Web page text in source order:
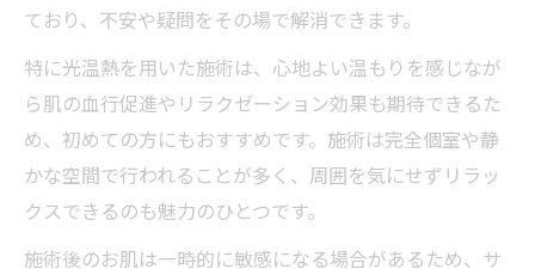
ており、不安や疑問をその場で解消できます。
特に光温熱を用いた施術は、心地よい温もりを感じなが
ら肌の血行促進やリラクゼーション効果も期待できるた
め、初めての方にもおすすめです。施術は完全個室や静
かな空間で行われることが多く、周囲を気にせずリラッ
クスできるのも魅力のひとつです。
施術後のお肌は一時的に敏感になる場合があるため、サ